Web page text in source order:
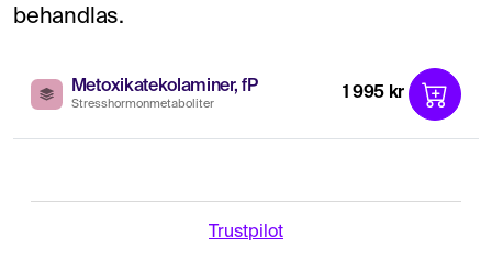
behandlas.
Metoxikatekolaminer, fP
Stresshormonmetaboliter
1 995 kr
Trustpilot